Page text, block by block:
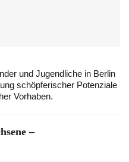
und Jugendliche in Berlin
schöpferischer Potenziale
Vorhaben.
–